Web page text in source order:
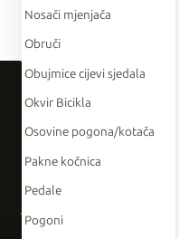
Nosači mjenjača
Obruči
Obujmice cijevi sjedala
Okvir Bicikla
Osovine pogona/kotača
Pakne kočnica
Pedale
Pogoni